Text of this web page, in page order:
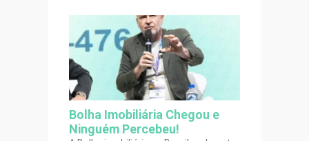
Bolha Imobiliária Chegou e
Ninguém Percebeu!